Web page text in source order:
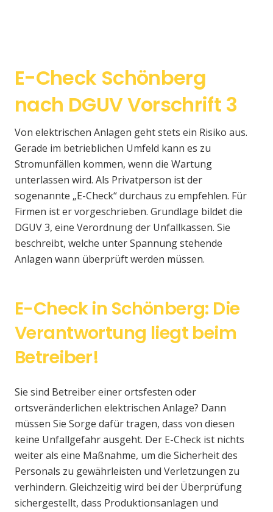
E-Check Schönberg
nach DGUV Vorschrift 3
Von elektrischen Anlagen geht stets ein Risiko aus.
Gerade im betrieblichen Umfeld kann es zu
Stromunfällen kommen, wenn die Wartung
unterlassen wird. Als Privatperson ist der
sogenannte „E-Check“ durchaus zu empfehlen. Für
Firmen ist er vorgeschrieben. Grundlage bildet die
DGUV 3, eine Verordnung der Unfallkassen. Sie
beschreibt, welche unter Spannung stehende
Anlagen wann überprüft werden müssen.
E-Check in Schönberg: Die
Verantwortung liegt beim
Betreiber!
Sie sind Betreiber einer ortsfesten oder
ortsveränderlichen elektrischen Anlage? Dann
müssen Sie Sorge dafür tragen, dass von diesen
keine Unfallgefahr ausgeht. Der E-Check ist nichts
weiter als eine Maßnahme, um die Sicherheit des
Personals zu gewährleisten und Verletzungen zu
verhindern. Gleichzeitig wird bei der Überprüfung
sichergestellt, dass Produktionsanlagen und